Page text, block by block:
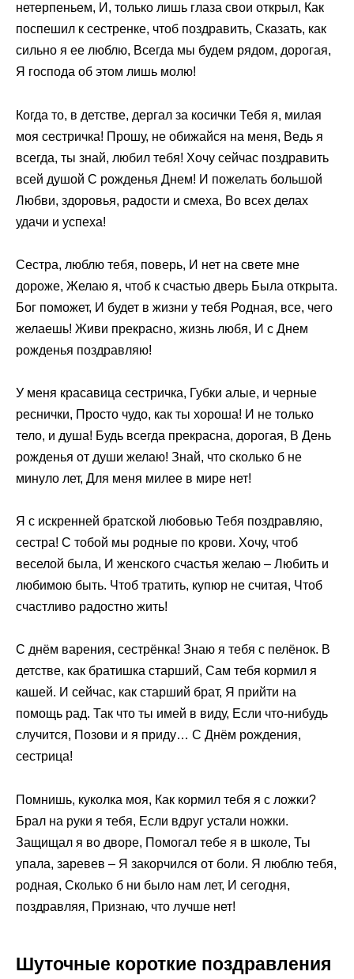
нетерпеньем, И, только лишь глаза свои открыл, Как
поспешил к сестренке, чтоб поздравить, Сказать, как
сильно я ее люблю, Всегда мы будем рядом, дорогая,
Я господа об этом лишь молю!
Когда то, в детстве, дергал за косички Тебя я, милая
моя сестричка! Прошу, не обижайся на меня, Ведь я
всегда, ты знай, любил тебя! Хочу сейчас поздравить
всей душой С рожденья Днем! И пожелать большой
Любви, здоровья, радости и смеха, Во всех делах
удачи и успеха!
Сестра, люблю тебя, поверь, И нет на свете мне
дороже, Желаю я, чтоб к счастью дверь Была открыта.
Бог поможет, И будет в жизни у тебя Родная, все, чего
желаешь! Живи прекрасно, жизнь любя, И с Днем
рожденья поздравляю!
У меня красавица сестричка, Губки алые, и черные
реснички, Просто чудо, как ты хороша! И не только
тело, и душа! Будь всегда прекрасна, дорогая, В День
рожденья от души желаю! Знай, что сколько б не
минуло лет, Для меня милее в мире нет!
Я с искренней братской любовью Тебя поздравляю,
сестра! С тобой мы родные по крови. Хочу, чтоб
веселой была, И женского счастья желаю – Любить и
любимою быть. Чтоб тратить, купюр не считая, Чтоб
счастливо радостно жить!
С днём варения, сестрёнка! Знаю я тебя с пелёнок. В
детстве, как братишка старший, Сам тебя кормил я
кашей. И сейчас, как старший брат, Я прийти на
помощь рад. Так что ты имей в виду, Если что-нибудь
случится, Позови и я приду… С Днём рождения,
сестрица!
Помнишь, куколка моя, Как кормил тебя я с ложки?
Брал на руки я тебя, Если вдруг устали ножки.
Защищал я во дворе, Помогал тебе я в школе, Ты
упала, заревев – Я закорчился от боли. Я люблю тебя,
родная, Сколько б ни было нам лет, И сегодня,
поздравляя, Признаю, что лучше нет!
Шуточные короткие поздравления